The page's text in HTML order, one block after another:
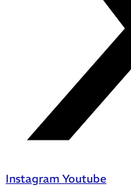
Instagram Youtube